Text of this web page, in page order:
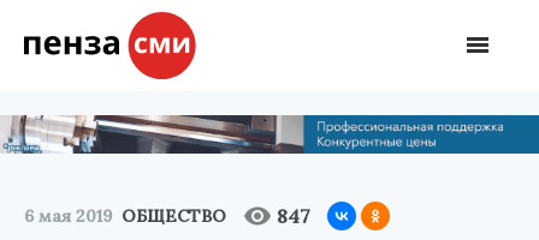
6 мая 2019 ОБЩЕСТВО 847